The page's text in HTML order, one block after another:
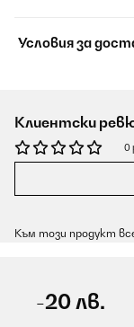
Условия за
Клиентски
0
Към този продукт
-20 лв.